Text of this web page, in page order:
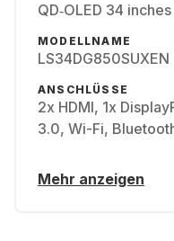
QD‑OLED 34
MODELLNAME
LS34DG850SUXEN
ANSCHLÜSSE
2x HDMI, 1x
3.0, Wi-Fi,
Mehr anzeigen